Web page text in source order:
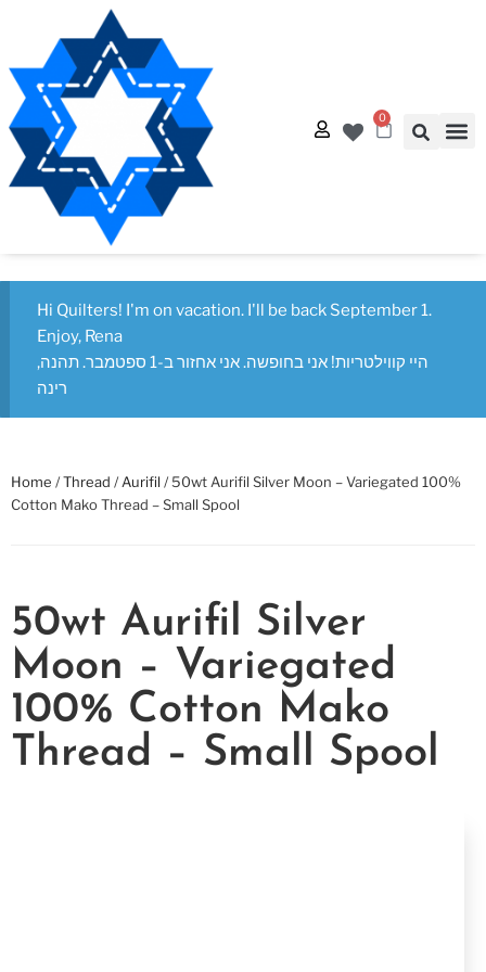
0
Hi Quilters! I'm on vacation. I'll be back September 1.
Enjoy, Rena
היי קווילטריות! אני בחופשה. אני אחזור ב-1 ספטמבר. תהנה,
רינה
Home /Thread /Aurifil/ 50wt Aurifil Silver Moon – Variegated 100%
Cotton Mako Thread – Small Spool
50wt Aurifil Silver
Moon – Variegated
100% Cotton Mako
Thread – Small Spool